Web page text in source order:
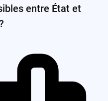
entre État et